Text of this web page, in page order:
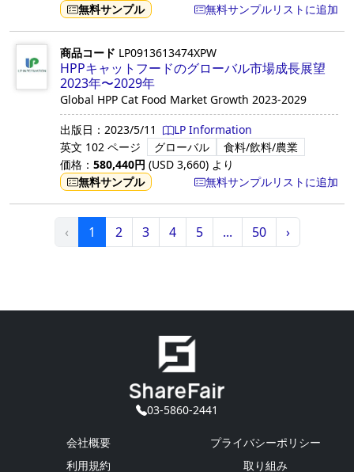
無料サンプル
無料サンプルリストに追加
商品コード LP0913613474XPW
HPPキャットフードのグローバル市場成長展望
2023年〜2029年
Global HPP Cat Food Market Growth 2023-2029
出版日： 2023/5/11
LP Information
英文 102 ページ グローバル
食料/飲料/農業
価格： 580,440円 (USD 3,660) より
無料サンプル
無料サンプルリストに追加
‹ 1 2 3 4 5 ... 50 ›
03-5860-2441
会社概要
プライバシーポリシー
利用規約
取り組み